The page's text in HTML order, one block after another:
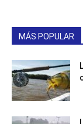
MÁS POPULAR